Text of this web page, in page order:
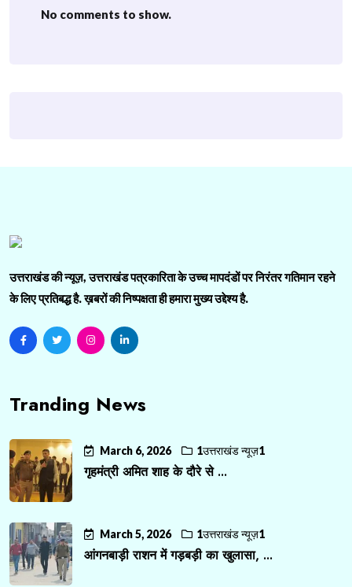
No comments to show.
उत्तराखंड की न्यूज़, उत्तराखंड पत्रकारिता के उच्च मापदंडों पर निरंतर गतिमान रहने
के लिए प्रतिबद्ध है. ख़बरों की निष्पक्षता ही हमारा मुख्य उद्देश्य है.
Tranding News
March 6, 2026 1उत्तराखंड न्यूज़1
गृहमंत्री अमित शाह के दौरे से ...
March 5, 2026 1उत्तराखंड न्यूज़1
आंगनबाड़ी राशन में गड़बड़ी का खुलासा, ...